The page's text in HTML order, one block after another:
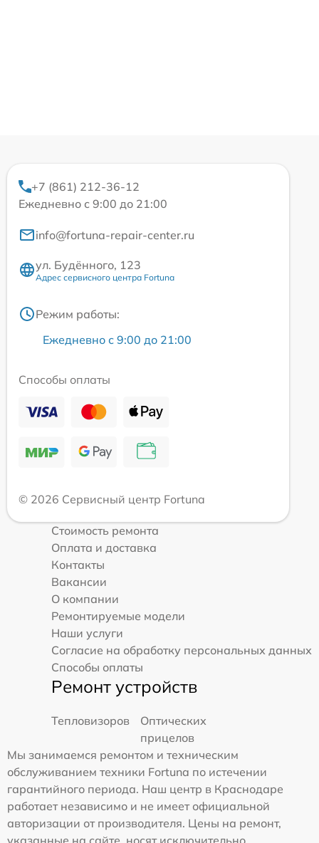
+7 (861) 212-36-12
Ежедневно с 9:00 до 21:00
info@fortuna-repair-center.ru
ул. Будённого, 123
Адрес сервисного центра Fortuna
Режим работы:
Ежедневно с 9:00 до 21:00
Способы оплаты
© 2026 Сервисный центр Fortuna
Стоимость ремонта
Оплата и доставка
Контакты
Вакансии
О компании
Ремонтируемые модели
Наши услуги
Согласие на обработку персональных данных
Способы оплаты
Ремонт устройств
Тепловизоров
Оптических
прицелов
Мы занимаемся ремонтом и техническим
обслуживанием техники Fortuna по истечении
гарантийного периода. Наш центр в Краснодаре
работает независимо и не имеет официальной
авторизации от производителя. Цены на ремонт,
указанные на сайте, носят исключительно